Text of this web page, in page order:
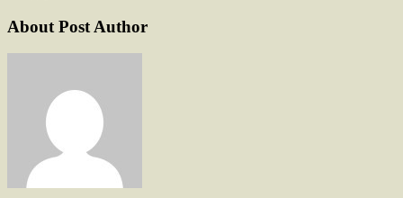
About Post Author